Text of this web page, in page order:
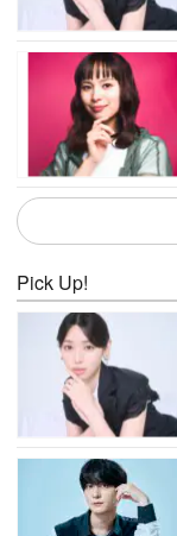
Pick Up!